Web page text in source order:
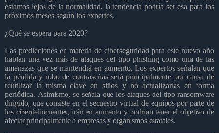
estamos lejos de la normalidad, la tendencia podría ser esa para los
próximos meses según los expertos.
¿Qué se espera para 2020?
Las predicciones en materia de ciberseguridad para este nuevo año
hablan una vez más de ataques del tipo phishing como una de las
amenazas que se mantendrá en aumento. Los expertos señalan que
la pérdida y robo de contraseñas será principalmente por causa de
reutilizar la misma clave en sitios y no actualizarlas en forma
periódica. Asimismo, se señala que los ataques del tipo ransomware
dirigido, que consiste en el secuestro virtual de equipos por parte de
los ciberdelincuentes, irán en aumento y podrían tener el objetivo de
afectar principalmente a empresas y organismos estatales.